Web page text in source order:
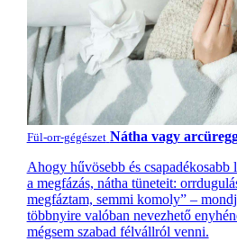
Fül-orr-gégészet Nátha vagy
Ahogy hűvösebb és csapadékosabb
a megfázás, nátha tüneteit:
megfáztam, semmi komoly” –
többnyire valóban nevezhető
mégsem szabad félvállról venni.